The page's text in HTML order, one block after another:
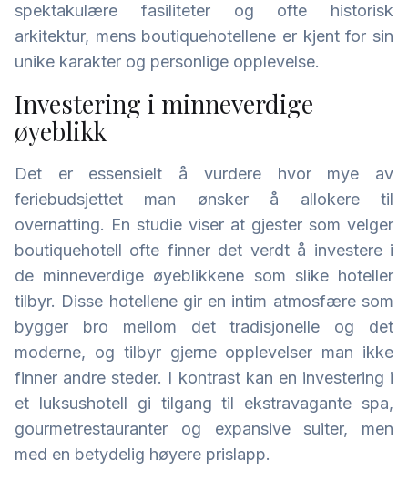
spektakulære fasiliteter og ofte historisk
arkitektur, mens boutiquehotellene er kjent for sin
unike karakter og personlige opplevelse.
Investering i minneverdige
øyeblikk
Det er essensielt å vurdere hvor mye av
feriebudsjettet man ønsker å allokere til
overnatting. En studie viser at gjester som velger
boutiquehotell ofte finner det verdt å investere i
de minneverdige øyeblikkene som slike hoteller
tilbyr. Disse hotellene gir en intim atmosfære som
bygger bro mellom det tradisjonelle og det
moderne, og tilbyr gjerne opplevelser man ikke
finner andre steder. I kontrast kan en investering i
et luksushotell gi tilgang til ekstravagante spa,
gourmetrestauranter og expansive suiter, men
med en betydelig høyere prislapp.